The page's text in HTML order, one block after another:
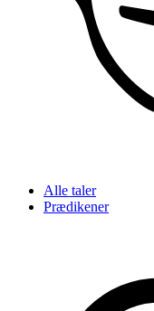
Alle taler
Prædikener